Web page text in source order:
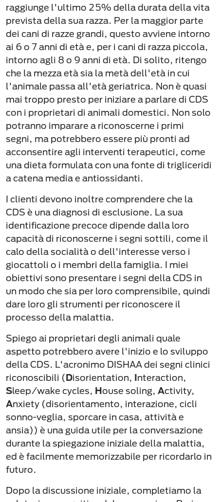
raggiunge l'ultimo 25% della durata della vita
prevista della sua razza. Per la maggior parte
dei cani di razze grandi, questo avviene intorno
ai 6 o 7 anni di età e, per i cani di razza piccola,
intorno agli 8 o 9 anni di età. Di solito, ritengo
che la mezza età sia la metà dell'età in cui
l'animale passa all'età geriatrica. Non è quasi
mai troppo presto per iniziare a parlare di CDS
con i proprietari di animali domestici. Non solo
potranno imparare a riconoscerne i primi
segni, ma potrebbero essere più pronti ad
acconsentire agli interventi terapeutici, come
una dieta formulata con una fonte di trigliceridi
a catena media e antiossidanti.
I clienti devono inoltre comprendere che la
CDS è una diagnosi di esclusione. La sua
identificazione precoce dipende dalla loro
capacità di riconoscerne i segni sottili, come il
calo della socialità o dell'interesse verso i
giocattoli o i membri della famiglia. I miei
obiettivi sono presentare i segni della CDS in
un modo che sia per loro comprensibile, quindi
dare loro gli strumenti per riconoscere il
processo della malattia.
Spiego ai proprietari degli animali quale
aspetto potrebbero avere l'inizio e lo sviluppo
della CDS. L'acronimo DISHAA dei segni clinici
riconoscibili (Disorientation, Interaction,
Sleep/wake cycles, House soling, Activity,
Anxiety (disorientamento, interazione, cicli
sonno-veglia, sporcare in casa, attività e
ansia)) è una guida utile per la conversazione
durante la spiegazione iniziale della malattia,
ed è facilmente memorizzabile per ricordarlo in
futuro.
Dopo la discussione iniziale, completiamo la